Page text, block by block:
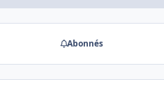
Abonnés